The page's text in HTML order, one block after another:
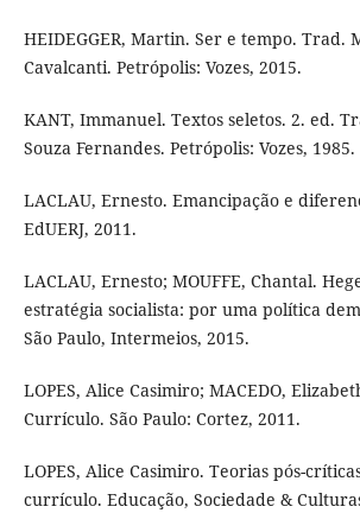
HEIDEGGER, Martin. Ser e tempo. Trad.
Cavalcanti. Petrópolis: Vozes, 2015.
KANT, Immanuel. Textos seletos. 2. ed.
Souza Fernandes. Petrópolis: Vozes, 1985.
LACLAU, Ernesto. Emancipação e
EdUERJ, 2011.
LACLAU, Ernesto; MOUFFE, Chantal.
estratégia socialista: por uma política
São Paulo, Intermeios, 2015.
LOPES, Alice Casimiro; MACEDO,
Currículo. São Paulo: Cortez, 2011.
LOPES, Alice Casimiro. Teorias pós-
currículo. Educação, Sociedade &